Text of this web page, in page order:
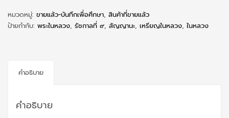
หมวดหมู่: ขายแล้ว-บันทึกเพื่อศึกษา, สินค้าที่ขายแล้ว
ป้ายกำกับ: พระในหลวง, รัชกาลที่ ๙, สัญญานะ, เหรียญในหลวง, ในหลวง
คำอธิบาย
คำอธิบาย